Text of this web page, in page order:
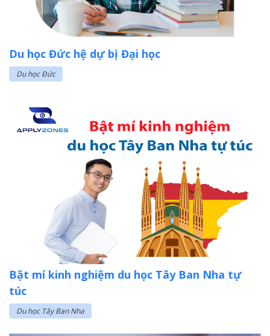
Du học Đức hệ dự bị Đại học
Du học Đức
Bật mí kinh nghiệm du học Tây Ban Nha tự
túc
Du học Tây Ban Nha